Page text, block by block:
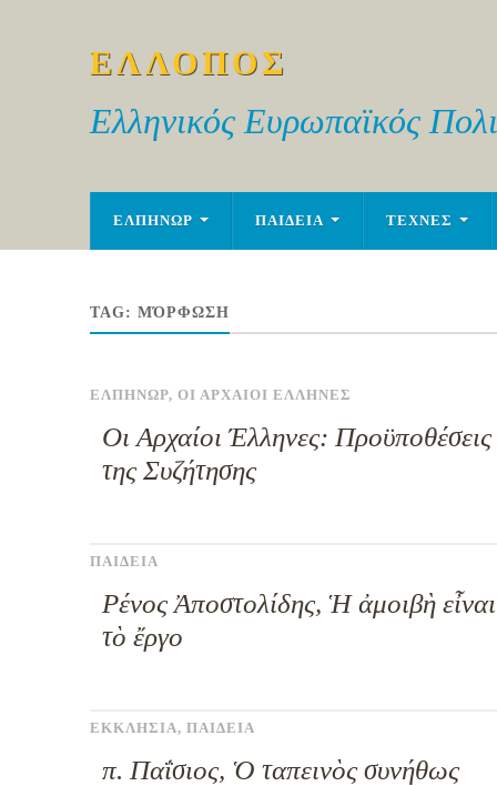
ΕΛΛΟΠΟΣ
Ελληνικός Ευρωπαϊκός
ΕΛΠΗΝΩΡ ΠΑΙΔΕΙΑ ΤΕΧΝΕΣ
TAG: ΜΌΡΦΩΣΗ
ΕΛΠΗΝΩΡ, ΟΙ ΑΡΧΑΙΟΙ ΕΛΛΗΝΕΣ
Οι Αρχαίοι Έλληνες: Προϋποθέσεις
της Συζήτησης
ΠΑΙΔΕΙΑ
Ρένος Ἀποστολίδης, Ἡ ἀμοιβὴ εἶναι
τὸ ἔργο
ΕΚΚΛΗΣΙΑ, ΠΑΙΔΕΙΑ
π. Παΐσιος, Ὁ ταπεινὸς συνήθως